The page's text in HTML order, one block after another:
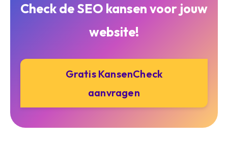
Check de SEO kansen voor jouw
website!
Gratis KansenCheck
aanvragen